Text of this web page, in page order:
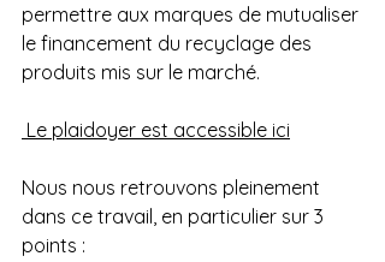
permettre aux marques de mutualiser
le financement du recyclage des
produits mis sur le marché.
Le plaidoyer est accessible ici
Nous nous retrouvons pleinement
dans ce travail, en particulier sur 3
points :